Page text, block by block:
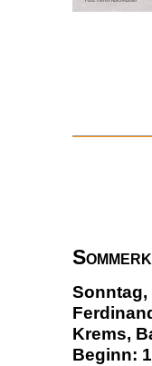
Sonntag,
Krems,
Beginn: